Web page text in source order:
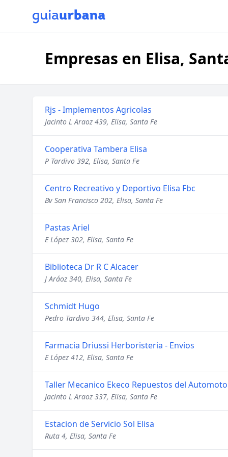
Empresas en Elisa,
Rjs - Implementos Agricolas
Jacinto L Araoz 439, Elisa, Santa Fe
Cooperativa Tambera Elisa
P Tardivo 392, Elisa, Santa Fe
Centro Recreativo y Deportivo Elisa Fbc
Bv San Francisco 202, Elisa, Santa Fe
Pastas Ariel
E López 302, Elisa, Santa Fe
Biblioteca Dr R C Alcacer
J Aráoz 340, Elisa, Santa Fe
Schmidt Hugo
Pedro Tardivo 344, Elisa, Santa Fe
Farmacia Driussi Herboristeria - Envios
E López 412, Elisa, Santa Fe
Taller Mecanico Ekeco Repuestos del
Jacinto L Araoz 337, Elisa, Santa Fe
Estacion de Servicio Sol Elisa
Ruta 4, Elisa, Santa Fe